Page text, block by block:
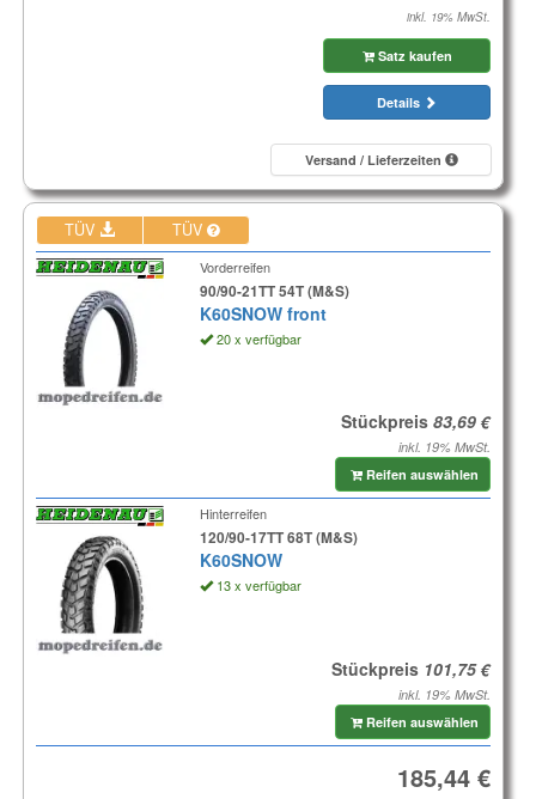
inkl. 19% MwSt.
Satz kaufen
Details
Versand / Lieferzeiten
TÜV TÜV
Vorderreifen
90/90-21TT 54T (M&S)
K60SNOW front
20 x verfügbar
Stückpreis
inkl. 19% MwSt.
Reifen auswählen
Hinterreifen
120/90-17TT 68T (M&S)
K60SNOW
13 x verfügbar
Stückpreis
inkl. 19% MwSt.
Reifen auswählen